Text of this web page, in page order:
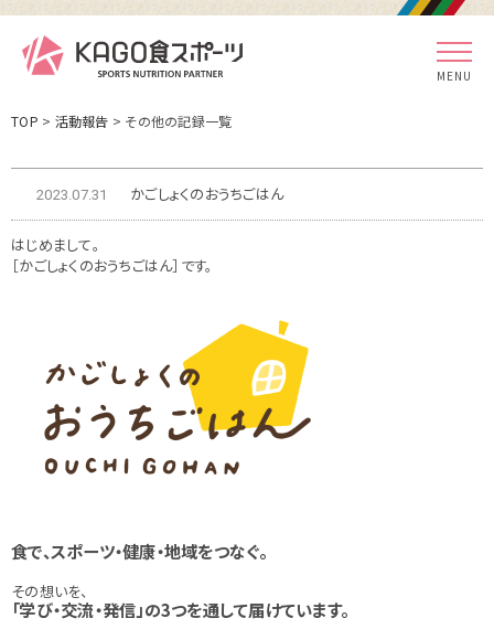
MENU
TOP > 活動報告 > その他の記録一覧
2023.07.31 かごしょくのおうちごはん
はじめまして。
［かごしょくのおうちごはん］です。
食で、スポーツ・健康・地域をつなぐ。
その想いを、
「学び・交流・発信」の3つを通して届けています。